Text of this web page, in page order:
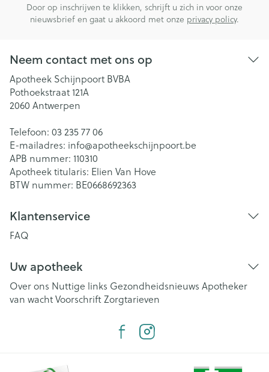
Door op inschrijven te klikken, schrijft u zich in voor onze
nieuwsbrief en gaat u akkoord met onze privacy policy.
Neem contact met ons op
Apotheek Schijnpoort BVBA
Pothoekstraat 121A
2060 Antwerpen
Telefoon: 03 235 77 06
E-mailadres: info@apotheekschijnpoort.be
APB nummer: 110310
Apotheek titularis: Elien Van Hove
BTW nummer: BE0668692363
Klantenservice
FAQ
Uw apotheek
Over ons Nuttige links Gezondheidsnieuws Apotheker
van wachtVoorschriftZorgtarieven